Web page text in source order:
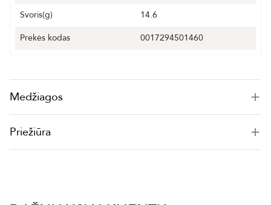
Svoris(g)
14.6
Prekės kodas
0017294501460
Medžiagos
Priežiūra